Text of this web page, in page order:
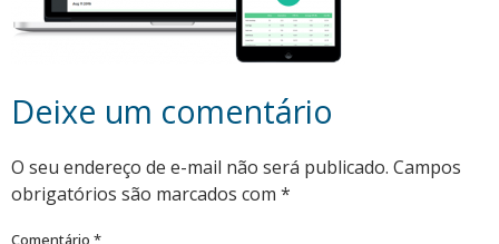
Deixe um comentário
O seu endereço de e-mail não será publicado. Campos
obrigatórios são marcados com *
Comentário *